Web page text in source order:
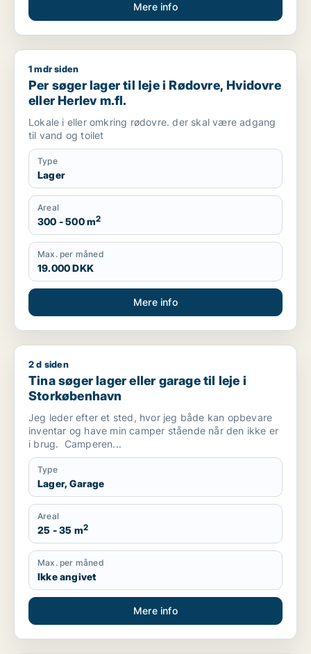
Mere info
Per søger lager til leje i Rødovre, Hvidovre eller Herlev m.fl.
1 mdr siden
Per søger lager til leje i Rødovre, Hvidovre
eller Herlev m.fl.
Lokale i eller omkring rødovre. der skal være adgang
til vand og toilet
Type
Lager
Areal
300 - 500 m2
Max. per måned
19.000 DKK
Mere info
Tina søger lager eller garage til leje i Storkøbenhavn
2 d siden
Tina søger lager eller garage til leje i
Storkøbenhavn
Jeg leder efter et sted, hvor jeg både kan opbevare
inventar og have min camper stående når den ikke er
i brug. Camperen...
Type
Lager, Garage
Areal
25 - 35 m2
Max. per måned
Ikke angivet
Mere info